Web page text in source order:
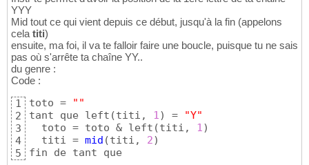
YYY
Mid tout ce qui vient depuis ce début, jusqu'à la fin (appelons
cela titi)
ensuite, ma foi, il va te falloir faire une boucle, puisque tu ne sais
pas où s'arrête ta chaîne YY..
du genre :
Code :
1
2
3
4
5
toto =
""
tant que left (titi, 1) =
"Y"
  toto = toto & left
(titi, 1)
  titi =
mid (titi, 2)
fin de tant que